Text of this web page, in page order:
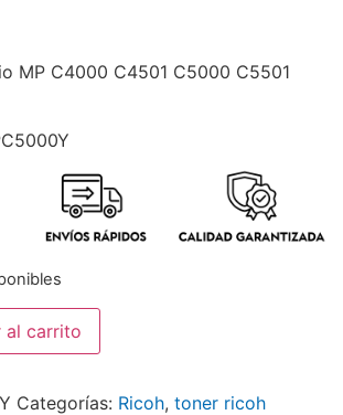
MP C4000 C4501 C5000 C5501
al carrito
Categorías: Ricoh, toner ricoh